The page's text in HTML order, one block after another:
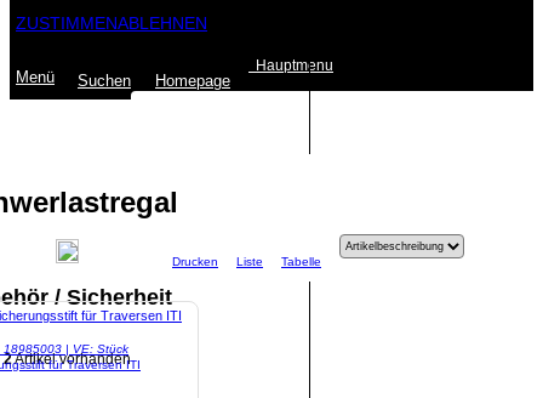
ZUSTIMMENABLEHNEN
Menü Suchen Homepage
Hauptmenu
/ Sicherheit
2Artikel vorhanden
Drucken Liste Tabelle
18985003 | VE: Stück
für Traversen ITI